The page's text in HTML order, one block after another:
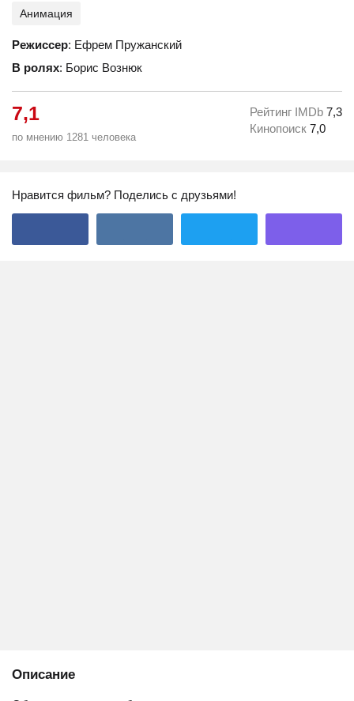
Анимация
Режиссер: Ефрем Пружанский
В ролях: Борис Вознюк
7,1
по мнению 1281 человека
Рейтинг IMDb 7,3
Кинопоиск 7,0
Нравится фильм? Поделись с друзьями!
Описание